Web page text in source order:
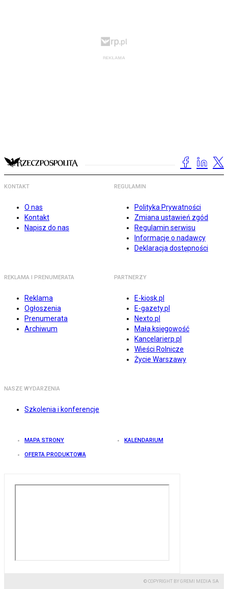
KONTAKT
O nas
Kontakt
Napisz do nas
REGULAMIN
Polityka Prywatności
Zmiana ustawień zgód
Regulamin serwisu
Informacje o nadawcy
Deklaracja dostępności
REKLAMA I PRENUMERATA
Reklama
Ogłoszenia
Prenumerata
Archiwum
PARTNERZY
E-kiosk.pl
E-gazety.pl
Nexto.pl
Mała księgowość
Kancelarierp.pl
Wieści Rolnicze
Życie Warszawy
NASZE WYDARZENIA
Szkolenia i konferencje
MAPA STRONY KALENDARIUM
OFERTA PRODUKTOWA
© COPYRIGHT BY GREMI MEDIA SA